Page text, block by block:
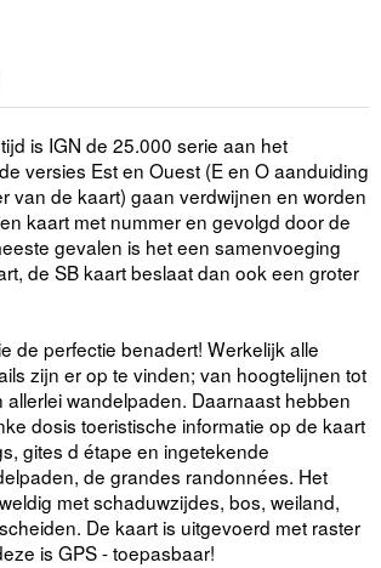
is IGN de 25.000 serie aan het
versies Est en Ouest (E en O aanduiding
van de kaart) gaan verdwijnen en worden
kaart met nummer en gevolgd door de
gevalen is het een samenvoeging
de SB kaart beslaat dan ook een groter
de perfectie benadert! Werkelijk alle
zijn er op te vinden; van hoogtelijnen tot
wandelpaden. Daarnaast hebben
dosis toeristische informatie op de kaart
gites d étape en ingetekende
de grandes randonnées. Het
met schaduwzijdes, bos, weiland,
De kaart is uitgevoerd met raster
is GPS - toepasbaar!